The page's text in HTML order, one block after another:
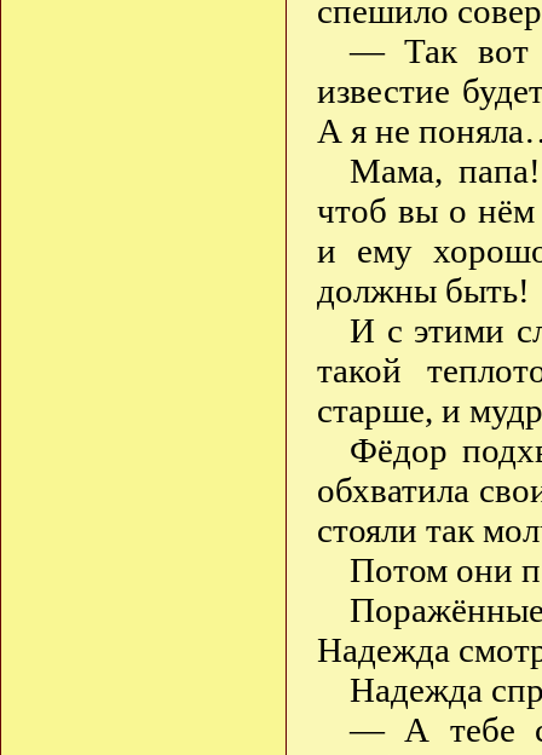
спешило
— Так вот
известие
А я не
Мама,
чтоб вы о
и ему
должны быть!
И с этими
такой
старше, и
Фёдор
обхватила
стояли так
Потом они
Надежда
Надежда
— А тебе